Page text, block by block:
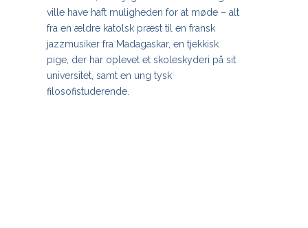
ville have haft muligheden for at møde – alt
fra en ældre katolsk præst til en fransk
jazzmusiker fra Madagaskar, en tjekkisk
pige, der har oplevet et skoleskyderi på sit
universitet, samt en ung tysk
filosofistuderende.